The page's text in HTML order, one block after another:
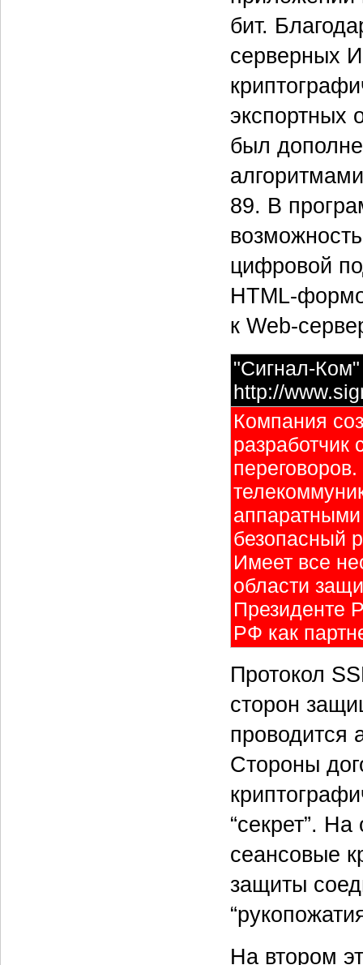
бит.
серверных
экспортных
был
89. В
цифровой
HTML-
к Web-
"Сигнал-Ком"
http://
Компания
безопасный
Имеет все
области
Президенте
РФ как
Протокол
сторон
проводится
Стороны
“секрет”.
сеансовые
защиты
На втором